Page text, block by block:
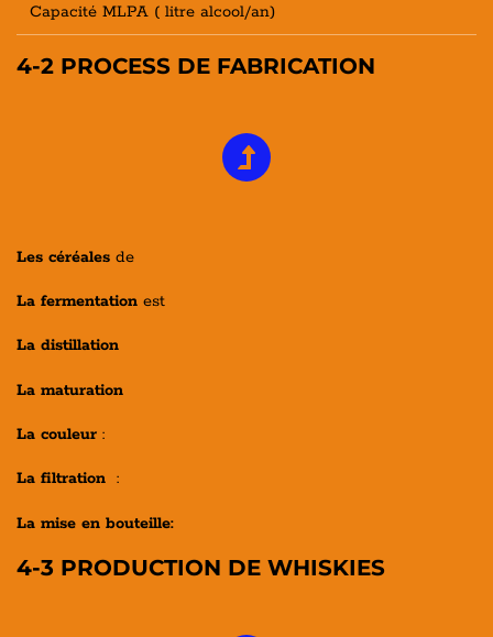
Capacité MLPA ( litre alcool/an)
4-2 PROCESS DE FABRICATION
Les céréales de
La fermentation est
La distillation
La maturation
La couleur :
La filtration :
La mise en bouteille:
4-3 PRODUCTION DE WHISKIES